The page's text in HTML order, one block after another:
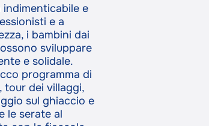
indimenticabile e
e a
i bambini dai
sviluppare
e solidale.
programma di
tour dei villaggi,
sul ghiaccio e
le serate al